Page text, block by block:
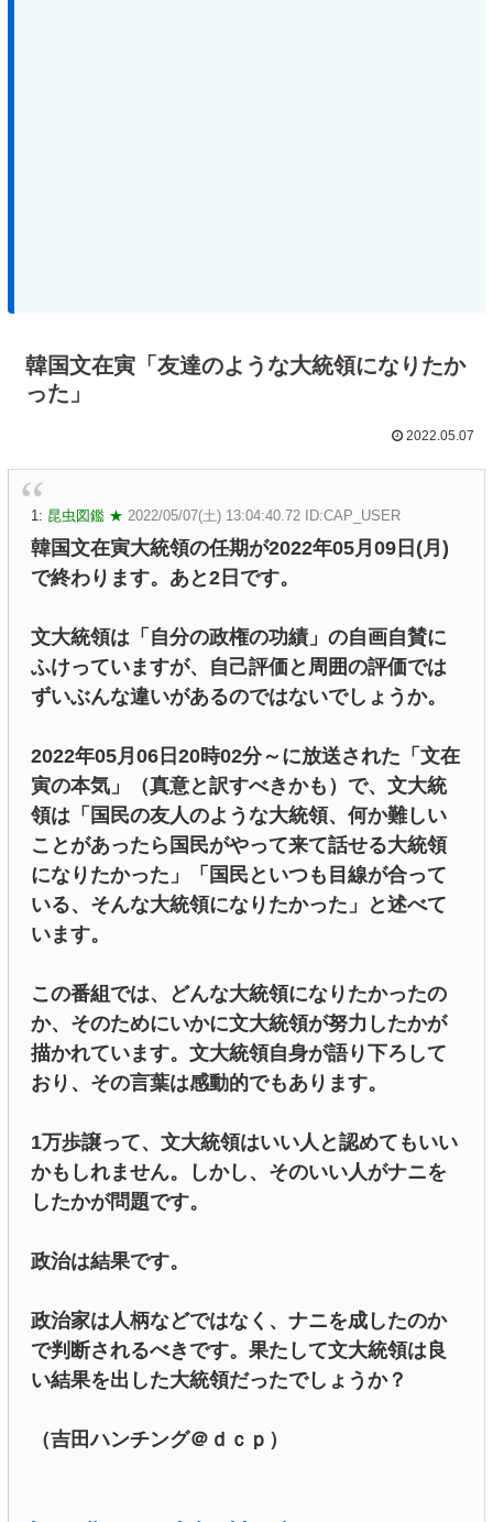
韓国文在寅「友達のような大統領になりたか
った」
2022.05.07
1: 昆虫図鑑 ★ 2022/05/07(土) 13:04:40.72 ID:CAP_USER
韓国文在寅大統領の任期が2022年05月09日(月)
で終わります。あと2日です。
文大統領は「自分の政権の功績」の自画自賛に
ふけっていますが、自己評価と周囲の評価では
ずいぶんな違いがあるのではないでしょうか。
2022年05月06日20時02分～に放送された「文在
寅の本気」（真意と訳すべきかも）で、文大統
領は「国民の友人のような大統領、何か難しい
ことがあったら国民がやって来て話せる大統領
になりたかった」「国民といつも目線が合って
いる、そんな大統領になりたかった」と述べて
います。
この番組では、どんな大統領になりたかったの
か、そのためにいかに文大統領が努力したかが
描かれています。文大統領自身が語り下ろして
おり、その言葉は感動的でもあります。
1万歩譲って、文大統領はいい人と認めてもいい
かもしれません。しかし、そのいい人がナニを
したかが問題です。
政治は結果です。
政治家は人柄などではなく、ナニを成したのか
で判断されるべきです。果たして文大統領は良
い結果を出した大統領だったでしょうか？
（吉田ハンチング＠ｄｃｐ）